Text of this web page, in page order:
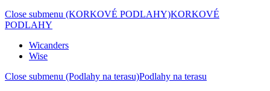
Close submenu (KORKOVÉ PODLAHY)KORKOVÉ
PODLAHY
Wicanders
Wise
Close submenu (Podlahy na terasu)Podlahy na terasu